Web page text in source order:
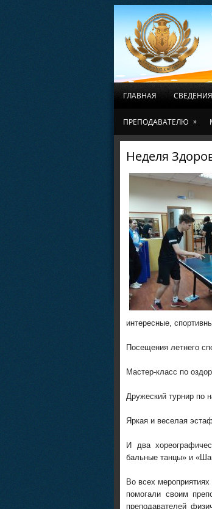
ГЛАВНАЯ
ПРЕПОДАВАТЕЛЮ »
Неделя
интересные,
Посещения летнего
Мастер-класс по
Дружеский турнир по
Яркая и веселая
И два
бальные танцы» и
Во всех
помогали своим
преподавателей